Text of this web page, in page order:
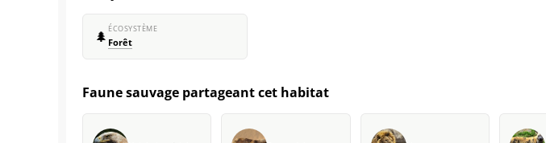
🌲 ÉCOSYSTÈME
Forêt
Faune sauvage partageant cet habitat